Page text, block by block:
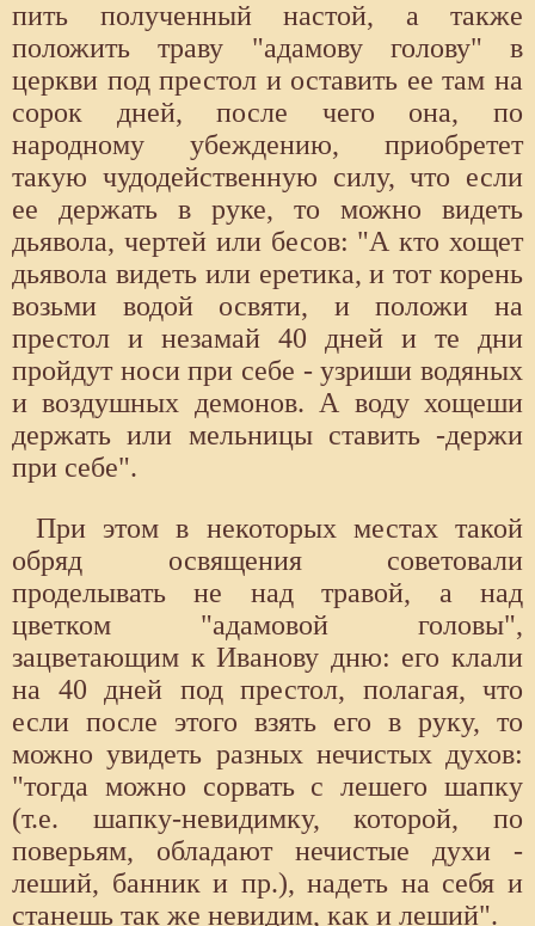
пить полученный настой, а также
положить траву "адамову голову" в
церкви под престол и оставить ее там на
сорок дней, после чего она, по
народному убеждению, приобретет
такую чудодейственную силу, что если
ее держать в руке, то можно видеть
дьявола, чертей или бесов: "А кто хощет
дьявола видеть или еретика, и тот корень
возьми водой освяти, и положи на
престол и незамай 40 дней и те дни
пройдут носи при себе - узриши водяных
и воздушных демонов. А воду хощеши
держать или мельницы ставить -держи
при себе".
При этом в некоторых местах такой
обряд освящения советовали
проделывать не над травой, а над
цветком "адамовой головы",
зацветающим к Иванову дню: его клали
на 40 дней под престол, полагая, что
если после этого взять его в руку, то
можно увидеть разных нечистых духов:
"тогда можно сорвать с лешего шапку
(т.е. шапку-невидимку, которой, по
поверьям, обладают нечистые духи -
леший, банник и пр.), надеть на себя и
станешь так же невидим, как и леший".